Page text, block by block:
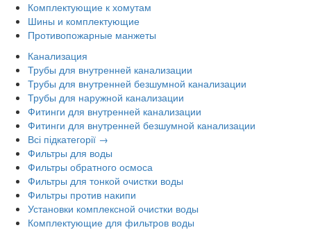
Комплектующие к хомутам
Шины и комплектующие
Противопожарные манжеты
Канализация
Трубы для внутренней канализации
Трубы для внутренней безшумной канализации
Трубы для наружной канализации
Фитинги для внутренней канализации
Фитинги для внутренней безшумной канализации
Всі підкатегорії →
Фильтры для воды
Фильтры обратного осмоса
Фильтры для тонкой очистки воды
Фильтры против накипи
Установки комплексной очистки воды
Комплектующие для фильтров воды